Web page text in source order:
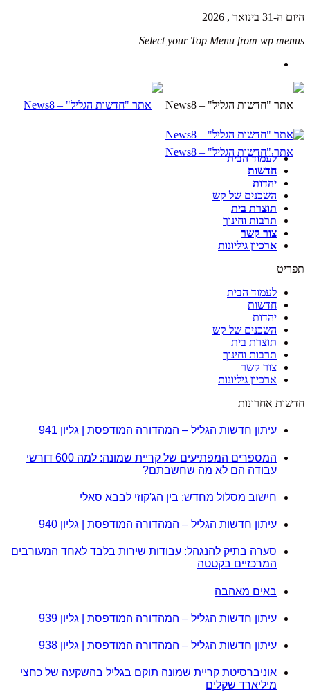
היום ה-31 בינואר , 2026
Select your Top Menu from wp menus
לעמוד הבית
חדשות
יהדות
השכנים של קש
תוצרת בית
תרבות וחינוך
צור קשר
ארכיון גיליונות
תפריט
לעמוד הבית
חדשות
יהדות
השכנים של קש
תוצרת בית
תרבות וחינוך
צור קשר
ארכיון גיליונות
חדשות אחרונות
עיתון חדשות הגליל – המהדורה המודפסת | גליון 941
המספרים המפתיעים של קריית שמונה: למה 600 דורשי
עבודה הם לא מה שחשבתם?
חישוב מסלול מחדש: בין הג'קוזי לבבא סאלי
עיתון חדשות הגליל – המהדורה המודפסת | גליון 940
סערה בתיק להנגהל: עבודות שירות בלבד לאחד המעורבים
המרכזיים בקטטה
באים מאהבה
עיתון חדשות הגליל – המהדורה המודפסת | גליון 939
עיתון חדשות הגליל – המהדורה המודפסת | גליון 938
אוניברסיטת קריית שמונה תוקם בגליל בהשקעה של כחצי
מיליארד שקלים